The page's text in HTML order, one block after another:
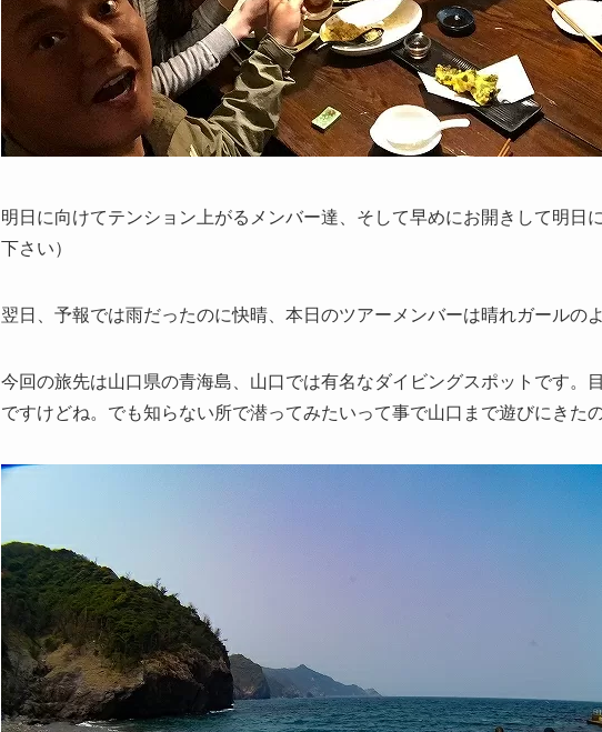
明日に向けてテンション上がるメンバー達、そして早めにお開きして明日
下さい）
翌日、予報では雨だったのに快晴、本日のツアーメンバーは晴れガールの
今回の旅先は山口県の青海島、山口では有名なダイビングスポットです。
ですけどね。でも知らない所で潜ってみたいって事で山口まで遊びにきたの